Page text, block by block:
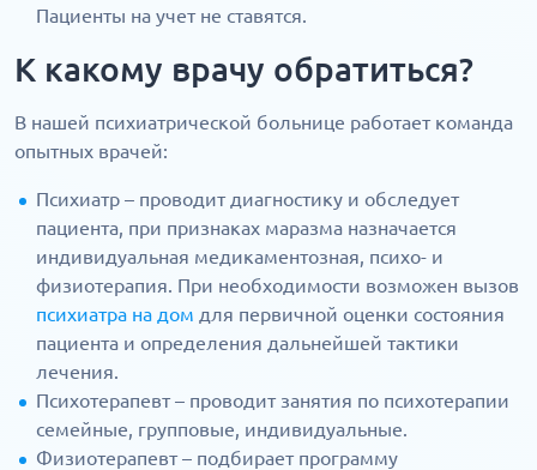
Пациенты на учет не ставятся.
К какому врачу обратиться?
В нашей психиатрической больнице работает команда
опытных врачей:
Психиатр – проводит диагностику и обследует
пациента, при признаках маразма назначается
индивидуальная медикаментозная, психо- и
физиотерапия. При необходимости возможен вызов
психиатра на дом для первичной оценки состояния
пациента и определения дальнейшей тактики
лечения.
Психотерапевт – проводит занятия по психотерапии
семейные, групповые, индивидуальные.
Физиотерапевт – подбирает программу